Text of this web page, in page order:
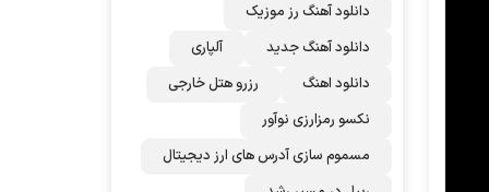
دانلود آهنگ رز‌ موزیک
دانلود آهنگ جدید
آلپاری
دانلود اهنگ
رزرو هتل خارجی
نکسو رمزارزی نوآور
مسموم سازی آدرس های ارز دیجیتال